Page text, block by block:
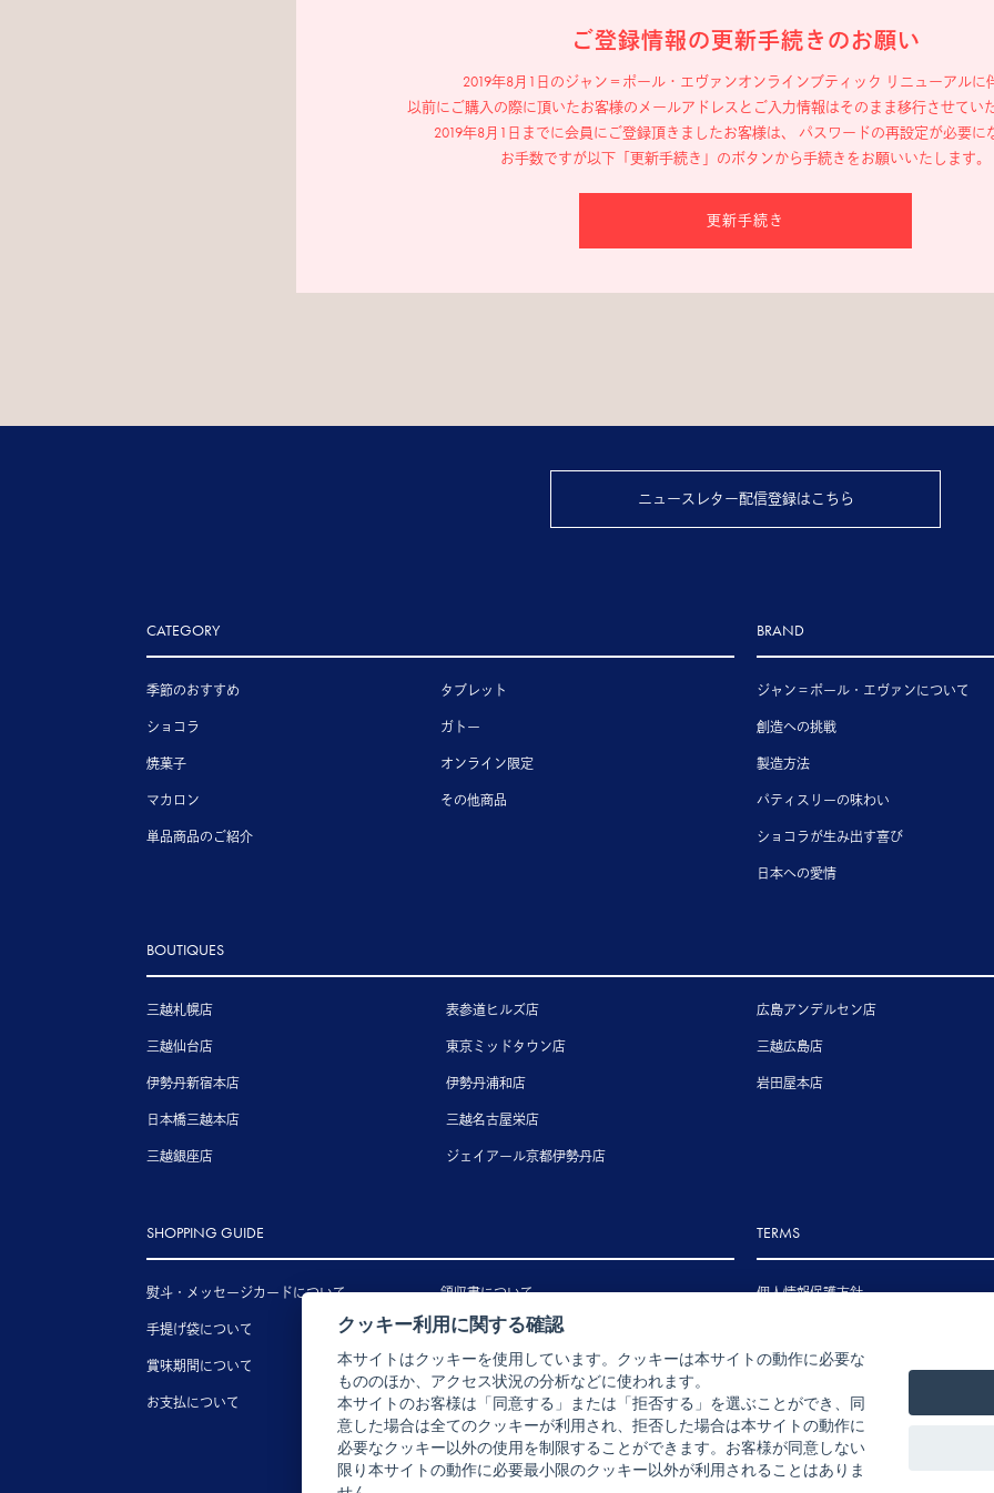
ご登録情報の更新手続きのお願い
2019年8月1日のジャン＝ポール・エヴァンオンラインブティック リニューアルに
以前にご購入の際に頂いたお客様のメールアドレスと ご入力情報はそのまま移行させてい
2019年8月1日までに会員にご登録頂きましたお客様は、
パスワードの再設定が必要に
お手数ですが以下「更新手続き」のボタンから手続きをお願いいたします。
更新手続き
ニュースレター配信登録はこちら
CATEGORY
季節のおすすめ
ショコラ
焼菓子
マカロン
単品商品のご紹介
タブレット
ガトー
オンライン限定
その他商品
BRAND
ジャン＝ポール・エヴァンについて
創造への挑戦
製造方法
パティスリーの味わい
ショコラが生み出す喜び
日本への愛情
BOUTIQUES
三越札幌店
三越仙台店
伊勢丹新宿本店
日本橋三越本店
三越銀座店
表参道ヒルズ店
東京ミッドタウン店
伊勢丹浦和店
三越名古屋栄店
ジェイアール京都伊勢丹店
広島アンデルセン店
三越広島店
岩田屋本店
SHOPPING GUIDE
熨斗・メッセージカードについて
手提げ袋について
賞味期間について
お支払について
領収書について
送料について
配送について
キャンセル・返品・交換について
TERMS
個人情報保護方針
クッキー利用に関する確認
本サイトはクッキーを使用しています。クッキーは本サイトの動作に必要な
もののほか、アクセス状況の分析などに使われます。
本サイトのお客様は「同意する」または「拒否する」を選ぶことができ、同
意した場合は全てのクッキーが利用され、拒否した場合は本サイトの動作に
必要なクッキー以外の使用を制限することができます。お客様が同意しない
限り本サイトの動作に必要最小限のクッキー以外が利用されることはありま